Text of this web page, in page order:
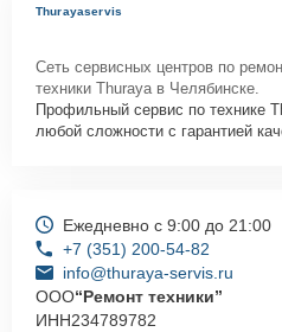
Thurayaservis
Сеть сервисных центров по
техники Thuraya в Челябинске.
Профильный сервис по технике
любой сложности с гарантией
Ежедневно с 9:00 до 21:00
+7 (351) 200-54-82
info@thuraya-servis.ru
ООО“Ремонт техники”
ИНН234789782